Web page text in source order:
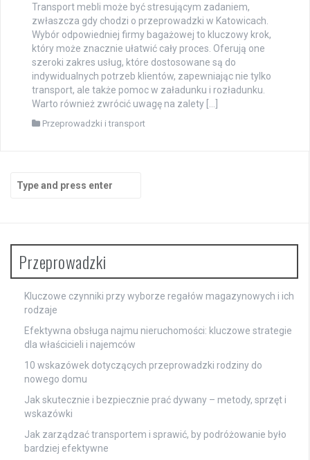
Transport mebli może być stresującym zadaniem,
zwłaszcza gdy chodzi o przeprowadzki w Katowicach.
Wybór odpowiedniej firmy bagażowej to kluczowy krok,
który może znacznie ułatwić cały proces. Oferują one
szeroki zakres usług, które dostosowane są do
indywidualnych potrzeb klientów, zapewniając nie tylko
transport, ale także pomoc w załadunku i rozładunku.
Warto również zwrócić uwagę na zalety […]
Przeprowadzki i transport
for:
Przeprowadzki
Kluczowe czynniki przy wyborze regałów magazynowych i ich
rodzaje
Efektywna obsługa najmu nieruchomości: kluczowe strategie
dla właścicieli i najemców
10 wskazówek dotyczących przeprowadzki rodziny do
nowego domu
Jak skutecznie i bezpiecznie prać dywany – metody, sprzęt i
wskazówki
Jak zarządzać transportem i sprawić, by podróżowanie było
bardziej efektywne